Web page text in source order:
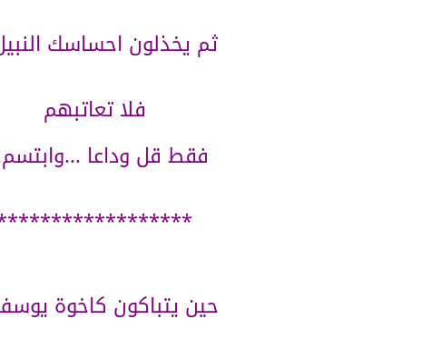
ثم يخذلون احساسك
فلا تعاتبهم
فقط قل وداعا
حين يتباكون كاخوة